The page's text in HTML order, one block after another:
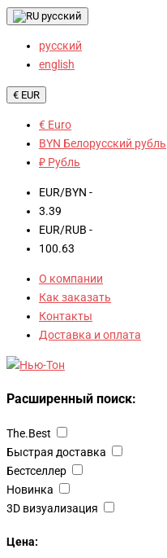
русский
русский
english
€ EUR
€ Euro
BYN Белорусский рубль
₽ Рубль
EUR/BYN -
3.39
EUR/RUB -
100.63
О компании
Как заказать
Контакты
Доставка и оплата
Расширенный поиск:
The.Best
Быстрая доставка
Бестселлер
Новинка
3D визуализация
Цена: